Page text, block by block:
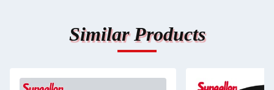
Similar Products